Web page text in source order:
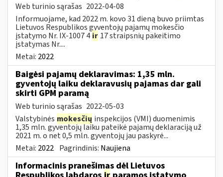
Web turinio sąrašas 2022-04-08
Informuojame, kad 2022 m. kovo 31 dieną buvo priimtas
Lietuvos Respublikos gyventojų pajamų mokesčio
įstatymo Nr. IX-1007 4 ir 17 straipsnių pakeitimo
įstatymas Nr....
Metai: 2022
Baigėsi pajamų deklaravimas: 1,35 mln.
gyventojų laiku deklaravusių pajamas dar gali
skirti GPM paramą
Web turinio sąrašas 2022-05-03
Valstybinės mokesčių inspekcijos (VMI) duomenimis
1,35 mln. gyventojų laiku pateikė pajamų deklaraciją už
2021 m. o net 0,5 mln. gyventojų jau paskyrė...
Metai: 2022 Pagrindinis: Naujiena
Informacinis pranešimas dėl Lietuvos